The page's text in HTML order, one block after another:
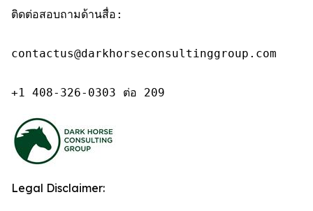
ติดต่อสอบถามด้านสื่อ:
contactus@darkhorseconsultinggroup.com
+1 408-326-0303 ต่อ 209
Legal Disclaimer: